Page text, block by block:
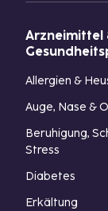
Arzneimittel
Allergien &
Auge, Nase &
Beruhigung,
Stress
Diabetes
Erkältung